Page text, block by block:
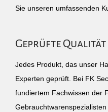
Sie unseren umfassenden
Geprüfte Qualität
Jedes Produkt, das unser
Experten geprüft. Bei FK
fundiertem Fachwissen der